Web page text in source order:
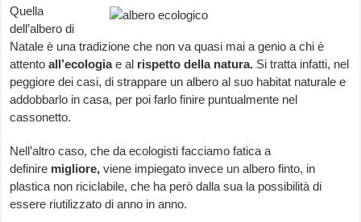
Quella
dell’albero di
Natale è una tradizione che non va quasi mai a genio a chi è
attentoall’ecologiae al rispetto della natura. Si tratta infatti, nel
peggiore dei casi, di strappare un albero al suo habitat naturale e
addobbarlo in casa, per poi farlo finire puntualmente nel
cassonetto.
Nell’altro caso, che da ecologisti facciamo fatica a
definire migliore,viene impiegato invece un albero finto, in
plastica non riciclabile, che ha però dalla sua la possibilità di
essere riutilizzato di anno in anno.